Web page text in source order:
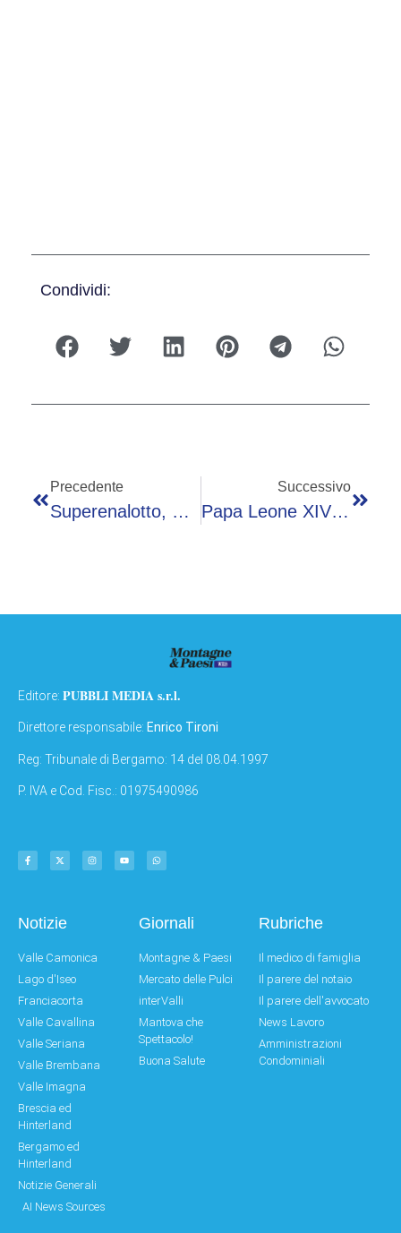
Condividi:
Precedente
Superenalotto, Numeri Combinazione Vincente Oggi 8 Maggio
Successivo
Papa Leone XIV E Vance, Quando Criticò Il Vicepresidente
Editore: PUBBLI MEDIA s.r.l.
Direttore responsabile: Enrico Tironi
Reg: Tribunale di Bergamo: 14 del 08.04.1997
P. IVA e Cod. Fisc.: 01975490986
Notizie
Valle Camonica
Lago d'Iseo
Franciacorta
Valle Cavallina
Valle Seriana
Valle Brembana
Valle Imagna
Brescia ed
Hinterland
Bergamo ed
Hinterland
Notizie Generali
AI News Sources
Giornali
Montagne & Paesi
Mercato delle Pulci
interValli
Mantova che
Spettacolo!
Buona Salute
Rubriche
Il medico di famiglia
Il parere del notaio
Il parere dell'avvocato
News Lavoro
Amministrazioni
Condominiali